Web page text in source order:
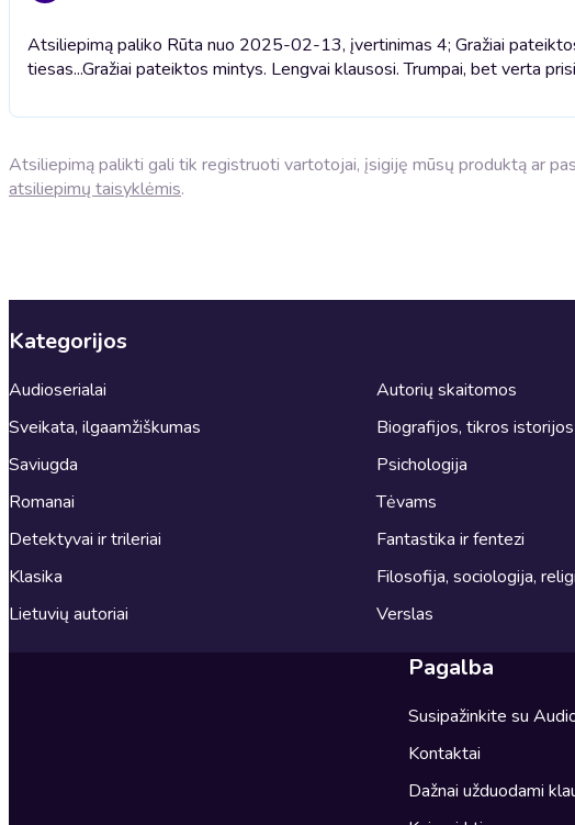
Atsiliepimą paliko Rūta nuo 2025-02-13, įvertinimas 4; Gražiai
tiesas...Gražiai pateiktos mintys. Lengvai klausosi. Trumpai, bet verta
Atsiliepimą palikti gali tik registruoti vartotojai, įsigiję mūsų produktą ar
atsiliepimų taisyklėmis.
Kategorijos
Audioserialai
Sveikata, ilgaamžiškumas
Saviugda
Romanai
Detektyvai ir trileriai
Klasika
Lietuvių autoriai
Autorių skaitomos
Biografijos, tikros istorijos
Psichologija
Tėvams
Fantastika ir fentezi
Filosofija, sociologija,
Verslas
Pagalba
Susipažinkite su
Kontaktai
Dažnai užduodami